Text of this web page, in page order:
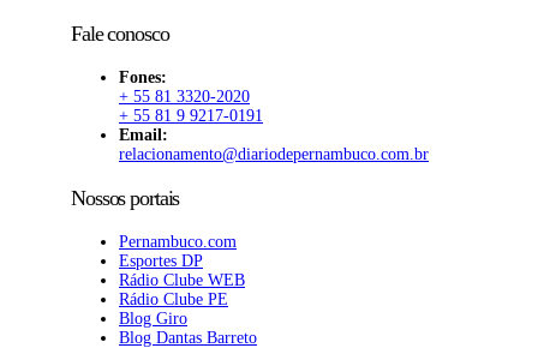
Fale conosco
Fones:
+ 55 81 3320-2020
+ 55 81 9 9217-0191
Email:
relacionamento@diariodepernambuco.com.br
Nossos portais
Pernambuco.com
Esportes DP
Rádio Clube WEB
Rádio Clube PE
Blog Giro
Blog Dantas Barreto